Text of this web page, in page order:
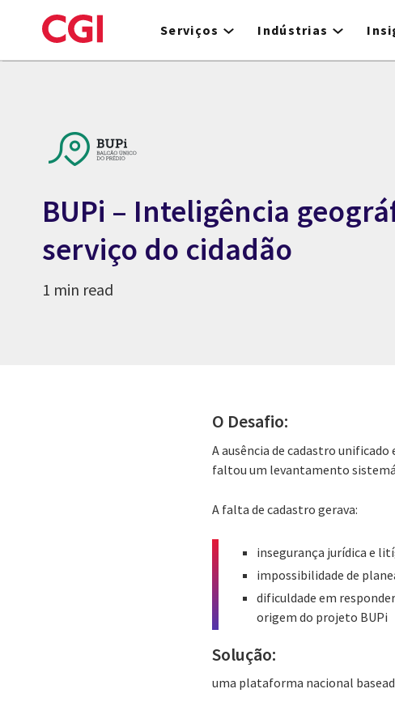
to
Serviços Indústrias
BUPi – Inteligência
serviço do cidadão
1 min read
O Desafio:
A ausência de cadastro
faltou um levantamento
A falta de cadastro gerava:
insegurança jurídica e
impossibilidade de
dificuldade em
origem do projeto BUPi
Solução:
uma plataforma nacional